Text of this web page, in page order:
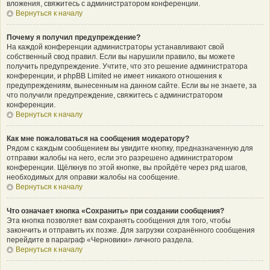
вложения, свяжитесь с администратором конференции.
Вернуться к началу
Почему я получил предупреждение?
На каждой конференции администраторы устанавливают свой
собственный свод правил. Если вы нарушили правило, вы можете
получить предупреждение. Учтите, что это решение администратора
конференции, и phpBB Limited не имеет никакого отношения к
предупреждениям, вынесенным на данном сайте. Если вы не знаете, за
что получили предупреждение, свяжитесь с администратором
конференции.
Вернуться к началу
Как мне пожаловаться на сообщения модератору?
Рядом с каждым сообщением вы увидите кнопку, предназначенную для
отправки жалобы на него, если это разрешено администратором
конференции. Щёлкнув по этой кнопке, вы пройдёте через ряд шагов,
необходимых для оправки жалобы на сообщение.
Вернуться к началу
Что означает кнопка «Сохранить» при создании сообщения?
Эта кнопка позволяет вам сохранять сообщения для того, чтобы
закончить и отправить их позже. Для загрузки сохранённого сообщения
перейдите в параграф «Черновики» личного раздела.
Вернуться к началу